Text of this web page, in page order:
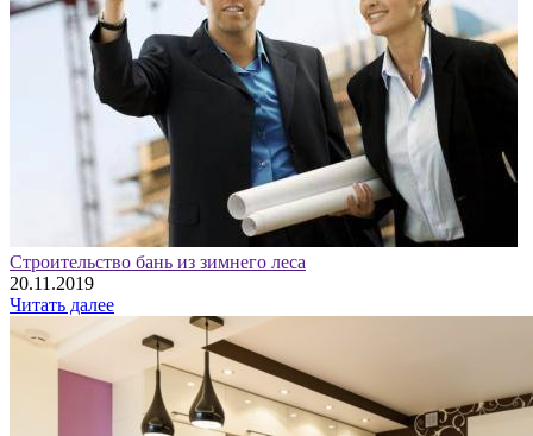
Строительство бань из зимнего леса
20.11.2019
Читать далее